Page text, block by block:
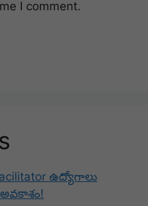
I comment.
ఉద్యోగాలు